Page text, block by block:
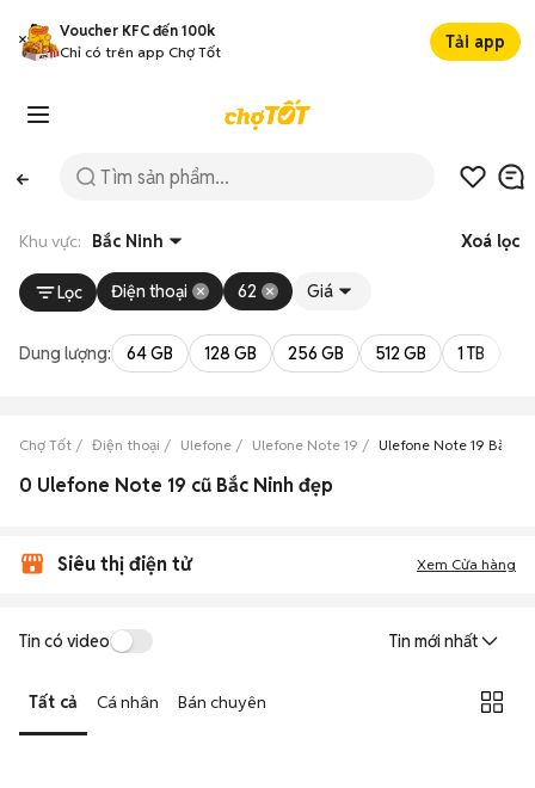
Voucher KFC đến 100k
Chỉ có trên app Chợ Tốt
Tải app
Khu vực: Bắc Ninh Xoá lọc
Lọc Điện thoại 62 Giá
Dung lượng: 64 GB 128 GB 256 GB 512 GB 1 TB
Chợ Tốt Điện thoại Ulefone Ulefone Note 19 Ulefone Note 19 Bắc
0 Ulefone Note 19 cũ Bắc Ninh đẹp
Siêu thị điện tử Xem Cửa hàng
Tin có video Tin mới nhất
Tất cả Cá nhân Bán chuyên